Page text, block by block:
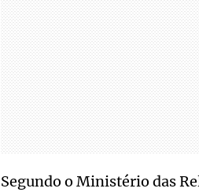
Segundo o Ministério das